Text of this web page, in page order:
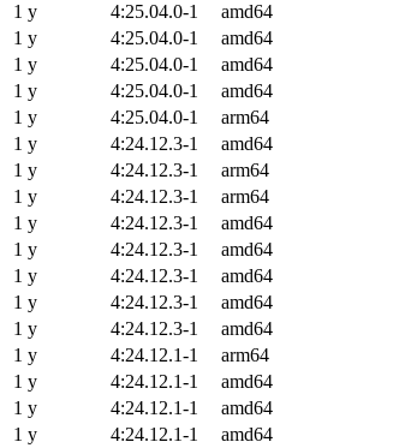
1 y
4:25.04.0-1 amd64
1 y
4:25.04.0-1 amd64
1 y
4:25.04.0-1 amd64
1 y
4:25.04.0-1 amd64
1 y
4:25.04.0-1 arm64
1 y
4:24.12.3-1 amd64
1 y
4:24.12.3-1 arm64
1 y
4:24.12.3-1 arm64
1 y
4:24.12.3-1 amd64
1 y
4:24.12.3-1 amd64
1 y
4:24.12.3-1 amd64
1 y
4:24.12.3-1 amd64
1 y
4:24.12.3-1 amd64
1 y
4:24.12.1-1 arm64
1 y
4:24.12.1-1 amd64
1 y
4:24.12.1-1 amd64
1 y
4:24.12.1-1 amd64